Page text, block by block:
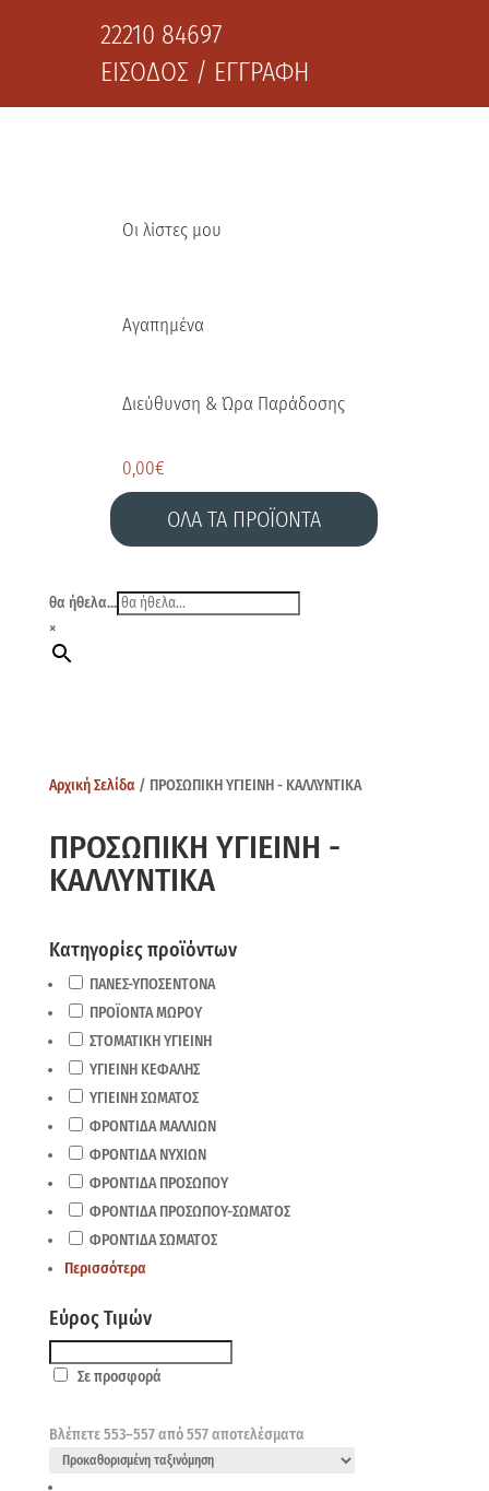
22210 84697
ΕΙΣΟΔΟΣ / ΕΓΓΡΑΦΗ
Οι λίστες μου
Αγαπημένα
Διεύθυνση & Ώρα Παράδοσης
0,00€
ΟΛΑ ΤΑ ΠΡΟΪΟΝΤΑ
θα ήθελα...
×
Αρχική Σελίδα / ΠΡΟΣΩΠΙΚΗ ΥΓΙΕΙΝΗ - ΚΑΛΛΥΝΤΙΚΑ
ΠΡΟΣΩΠΙΚΗ ΥΓΙΕΙΝΗ -
ΚΑΛΛΥΝΤΙΚΑ
Κατηγορίες προϊόντων
ΠΑΝΕΣ-ΥΠΟΣΕΝΤΟΝΑ
ΠΡΟΪΟΝΤΑ ΜΩΡΟΥ
ΣΤΟΜΑΤΙΚΗ ΥΓΙΕΙΝΗ
ΥΓΙΕΙΝΗ ΚΕΦΑΛΗΣ
ΥΓΙΕΙΝΗ ΣΩΜΑΤΟΣ
ΦΡΟΝΤΙΔΑ ΜΑΛΛΙΩΝ
ΦΡΟΝΤΙΔΑ ΝΥΧΙΩΝ
ΦΡΟΝΤΙΔΑ ΠΡΟΣΩΠΟΥ
ΦΡΟΝΤΙΔΑ ΠΡΟΣΩΠΟΥ-ΣΩΜΑΤΟΣ
ΦΡΟΝΤΙΔΑ ΣΩΜΑΤΟΣ
Περισσότερα
Εύρος Τιμών
Σε προσφορά
Βλέπετε 553–557 από 557 αποτελέσματα